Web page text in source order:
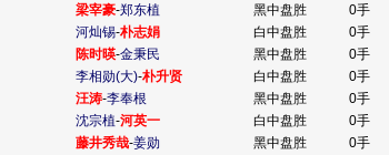
梁宰豪-郑东植 黑中盘胜
0手
河灿锡-朴志娟 白中盘胜
0手
陈时暎-金秉民 黑中盘胜
0手
李相勋(大)-朴升贤 白中盘胜
0手
汪涛-李奉根 黑中盘胜
0手
沈宗植-河英一 白中盘胜
0手
藤井秀哉-姜勋 黑中盘胜
0手